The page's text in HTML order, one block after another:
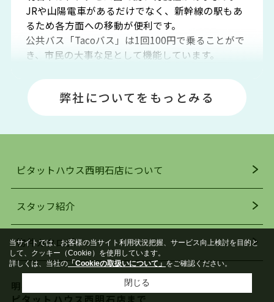
JRや山陽電車があるだけでなく、新幹線の駅もあ
るため各方面への移動が便利です。
公共バス「Tacoバス」は1回100円で乗ることがで
き、市民の大事な足として機能しています。
場や釣りスポットが多くあります。JR「大久保
駅」周辺には、ビブレ・イオンをはじめとした買
い物施設も多くあり、買い物にも困りません。
明石駅・西明石駅を中心に、明石市・神戸市西区
でお部屋探している方は、ぜひ当ＨＰにて物件を
お探しになってください。弊社は、スタッフの平
着の物件の情報をリサーチし、ＨＰにて随時更新
を行っており地域最大級の情報取扱量を誇ってお
ります。店頭で限られた物件をご紹介する、従来
の不動産のスタイルではなく、まずは、お客様ご
自身でインターネットを利用し、理想のお部屋を
弊社についてをもっとみる
ピタットハウス西明石店について
スタッフ紹介
物件カタログ
明石市内で賃貸を探すなら
ピタットハウス西明石店まで
当サイトでは、お客様の当サイト利用状況把握、サービス向上検討を目的と
して、クッキー（Cookie）を使用しています。
詳しくは、当社の「Cookieの取扱いについて」をご確認ください。
閉じる